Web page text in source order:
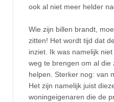
ook al niet meer helder
Wie zijn billen brandt,
zitten! Het wordt tijd dat
inziet. Ik was namelijk
weg te brengen om al die
helpen. Sterker nog: van
Het zijn namelijk juist
woningeigenaren die de